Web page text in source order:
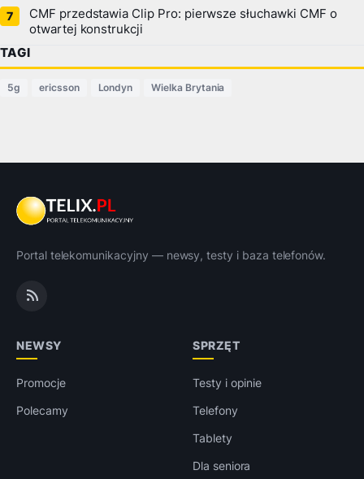
CMF przedstawia Clip Pro: pierwsze słuchawki CMF o
otwartej konstrukcji
TAGI
5g ericsson Londyn Wielka Brytania
Portal telekomunikacyjny — newsy, testy i baza telefonów.
NEWSY
Promocje
Polecamy
SPRZĘT
Testy i opinie
Telefony
Tablety
Dla seniora